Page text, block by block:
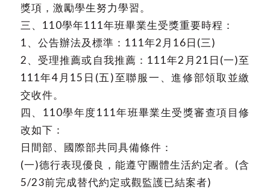
獎項，激勵學生努力學習。
三、110學年111年班畢業生受獎重要時程：
1、公告辦法及標準：111年2月16日(三)
2、受理推薦或自我推薦：111年2月21日(一)至
111年4月15日(五)至聯服一、進修部領取並繳
交收件。
四、110學年度111年班畢業生受獎審查項目修
改如下：
日間部、國際部共同具備條件：
(一)德行表現優良，能遵守團體生活約定者。(含
5/23前完成替代約定或觀監護已結案者)